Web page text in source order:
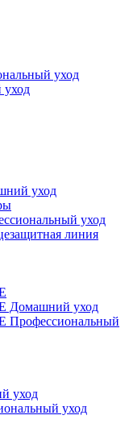
уход
уход
уход
линия
Домашний уход
Профессиональный
уход
уход